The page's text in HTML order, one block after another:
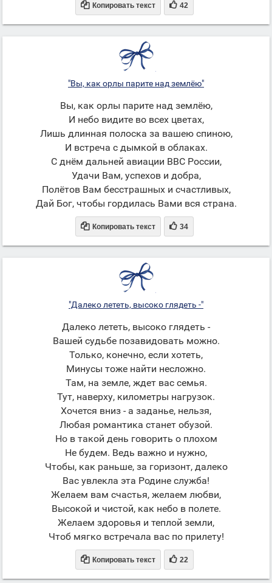
 Копировать текст  42
"Вы, как орлы парите над землёю"
Вы, как орлы парите над землёю,
И небо видите во всех цветах,
Лишь длинная полоска за вашею спиною,
И встреча с дымкой в облаках.
С днём дальней авиации ВВС России,
Удачи Вам, успехов и добра,
Полётов Вам бесстрашных и счастливых,
Дай Бог, чтобы гордилась Вами вся страна.
 Копировать текст  34
"Далеко лететь, высоко глядеть -"
Далеко лететь, высоко глядеть -
Вашей судьбе позавидовать можно.
Только, конечно, если хотеть,
Минусы тоже найти несложно.
Там, на земле, ждет вас семья.
Тут, наверху, километры нагрузок.
Хочется вниз - а заданье, нельзя,
Любая романтика станет обузой.
Но в такой день говорить о плохом
Не будем. Ведь важно и нужно,
Чтобы, как раньше, за горизонт, далеко
Вас увлекла эта Родине служба!
Желаем вам счастья, желаем любви,
Высокой и чистой, как небо в полете.
Желаем здоровья и теплой земли,
Чтоб мягко встречала вас по прилету!
 Копировать текст  22